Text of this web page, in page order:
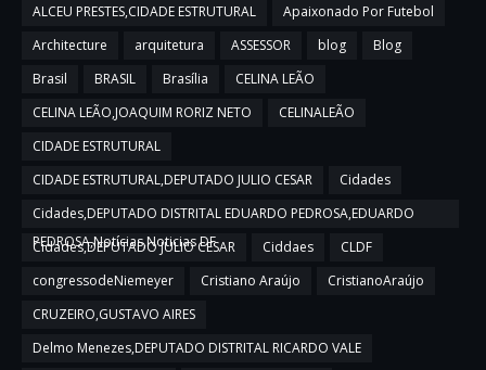
ALCEU PRESTES,CIDADE ESTRUTURAL
Apaixonado Por Futebol
Architecture
arquitetura ASSESSOR blog
Blog
Brasil
BRASIL Brasília
CELINA LEÃO
CELINA LEÃO,JOAQUIM RORIZ NETO
CELINALEÃO
CIDADE ESTRUTURAL
CIDADE ESTRUTURAL,DEPUTADO JULIO CESAR
Cidades
Cidades,DEPUTADO DISTRITAL EDUARDO PEDROSA,EDUARDO
PEDROSA,Notícias,Noticias DF
Cidades,DEPUTADO JULIO CESAR Ciddaes
CLDF
congressodeNiemeyer
Cristiano Araújo
CristianoAraújo
CRUZEIRO,GUSTAVO AIRES
Delmo Menezes,DEPUTADO DISTRITAL RICARDO VALE